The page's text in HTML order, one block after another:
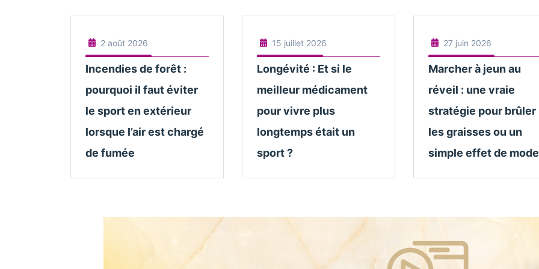
2 août 2026
Incendies de forêt :
pourquoi il faut éviter
le sport en extérieur
lorsque l’air est chargé
de fumée
15 juillet 2026
Longévité : Et si le
meilleur médicament
pour vivre plus
longtemps était un
sport ?
27 juin 2026
Marcher à jeun au
réveil : une vraie
stratégie pour brûler
les graisses ou un
simple effet de